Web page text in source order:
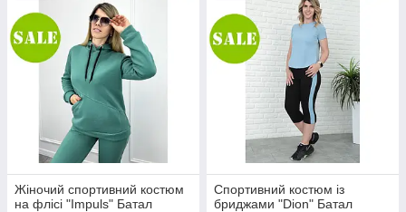
Жіночий спортивний костюм
на флісі "Impuls" Батал
Спортивний костюм із
бриджами "Dion" Батал